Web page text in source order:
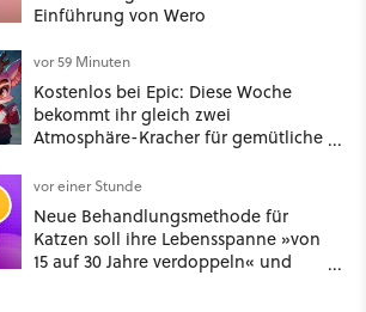
Einführung von Wero
vor 59 Minuten
Kostenlos bei Epic: Diese Woche
bekommt ihr gleich zwei
Atmosphäre-Kracher für gemütliche
vor einer Stunde
Neue Behandlungsmethode für
Katzen soll ihre Lebensspanne »von
15 auf 30 Jahre verdoppeln« und